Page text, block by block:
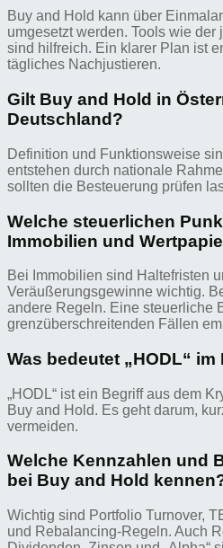
Buy and Hold kann über
umgesetzt werden. Tools wie
sind hilfreich. Ein klarer Plan ist
tägliches Nachjustieren.
Gilt Buy and Hold in
Deutschland?
Definition und Funktionsweise
entstehen durch nationale
sollten die Besteuerung prüfen
Welche steuerlichen
Immobilien und
Bei Immobilien sind Haltefristen
Veräußerungsgewinne wichtig.
andere Regeln. Eine steuerliche
grenzüberschreitenden Fällen
Was bedeutet „HODL“
„HODL“ ist ein Begriff aus dem
Buy and Hold. Es geht darum,
vermeiden.
Welche Kennzahlen und
bei Buy and Hold
Wichtig sind Portfolio Turnover,
und Rebalancing-Regeln. Auch